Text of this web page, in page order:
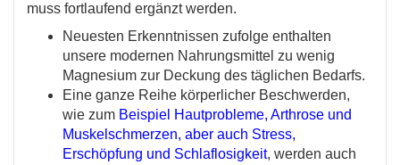
muss fortlaufend ergänzt werden.
Neuesten Erkenntnissen zufolge enthalten
unsere modernen Nahrungsmittel zu wenig
Magnesium zur Deckung des täglichen Bedarfs.
Eine ganze Reihe körperlicher Beschwerden,
wie zum Beispiel Hautprobleme, Arthrose und
Muskelschmerzen, aber auch Stress,
Erschöpfung und Schlaflosigkeit, werden auch